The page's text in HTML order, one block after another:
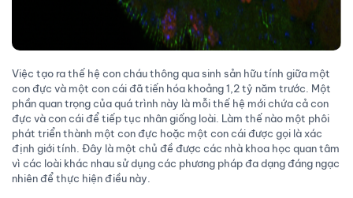
Việc tạo ra thế hệ con cháu thông qua sinh sản hữu tính giữa một
con đực và một con cái đã tiến hóa khoảng 1,2 tỷ năm trước. Một
phần quan trọng của quá trình này là mỗi thế hệ mới chứa cả con
đực và con cái để tiếp tục nhân giống loài. Làm thế nào một phôi
phát triển thành một con đực hoặc một con cái được gọi là xác
định giới tính. Đây là một chủ đề được các nhà khoa học quan tâm
vì các loài khác nhau sử dụng các phương pháp đa dạng đáng ngạc
nhiên để thực hiện điều này.